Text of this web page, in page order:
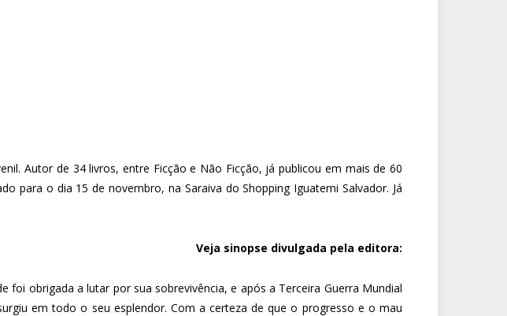
Autor de 34 livros, entre Ficção e Não Ficção, já publicou em mais de 60
para o dia 15 de novembro, na Saraiva do Shopping Iguatemi Salvador. Já
Veja sinopse divulgada pela editora:
foi obrigada a lutar por sua sobrevivência, e após a Terceira Guerra Mundial
em todo o seu esplendor. Com a certeza de que o progresso e o mau